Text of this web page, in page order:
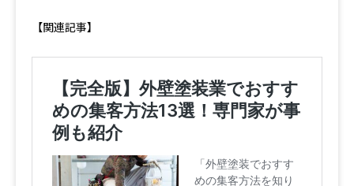
【関連記事】